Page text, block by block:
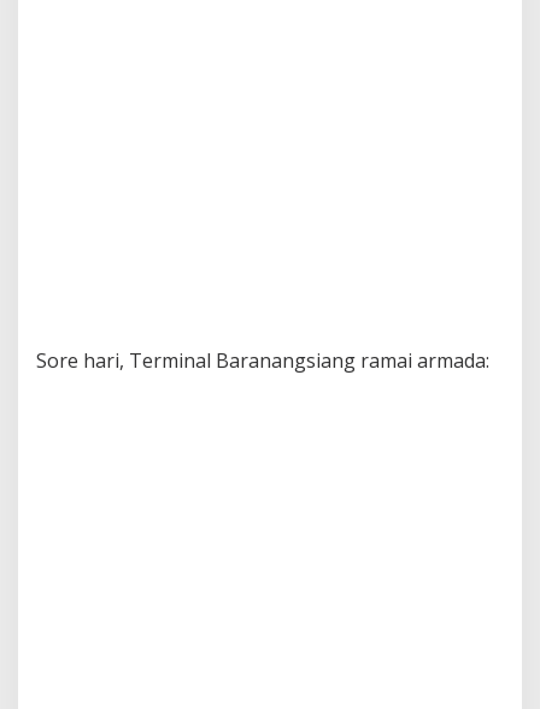
Sore hari, Terminal Baranangsiang ramai armada: